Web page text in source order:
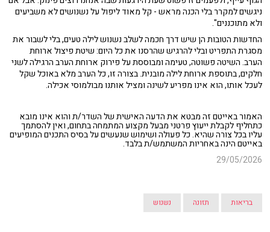
ניגשים למקרר בלי הכנה מראש - קל מאוד ליפול על נשנושים לא משביעים
ולא מתוכננים".
החדשות הטובות הן שיש דרך חכמה לשלב נשנוש לילה טעים, בלי לשבור את
מסגרת התפריט ובלי להרגיש שהרסנו את כל היום: שיטת פיצול ארוחת
הערב. השיטה פשוטה, טעימה ומבוססת על פירוק ארוחת הערב הרגילה לשני
חלקים, בתוספת ארוחת לילה מובנית. בצורה זו, כל הערב מלא באוכל שקל
לעכל אותו, הוא אינו מפריע לשינה ומציל אותנו מבולמוסי אכילה.
האמור באייטם זה מבטא את הדעה האישית של השדר/ת והוא אינו מובא
כתחליף לקבלת ייעוץ פרטני מבעל מקצוע המתמחה בתחום, ואין להסתמך
עליו בכל צורה שהיא. כל פעולה ושימוש שנעשים על בסיס התכנים המופיעים
באייטם הינה באחריות המשתמש/ת בלבד.
29/05/2026
בריאות תזונה נשנוש